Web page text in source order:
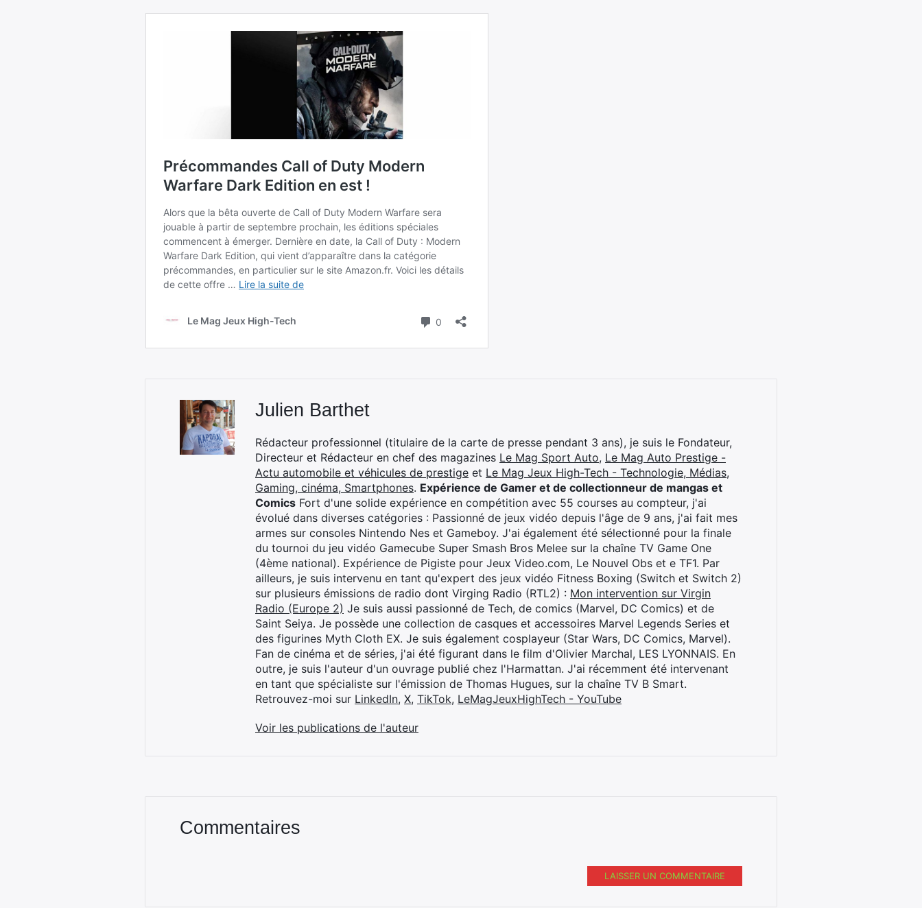
Julien Barthet
Rédacteur professionnel (titulaire de la carte de presse pendant 3 ans), je suis le Fondateur,
Directeur et Rédacteur en chef des magazines Le Mag Sport Auto, Le Mag Auto Prestige -
Actu automobile et véhicules de prestige et Le Mag Jeux High-Tech - Technologie, Médias,
Gaming, cinéma, Smartphones. Expérience de Gamer et de collectionneur de mangas et
Comics Fort d'une solide expérience en compétition avec 55 courses au compteur, j'ai
évolué dans diverses catégories : Passionné de jeux vidéo depuis l'âge de 9 ans, j'ai fait mes
armes sur consoles Nintendo Nes et Gameboy. J'ai également été sélectionné pour la finale
du tournoi du jeu vidéo Gamecube Super Smash Bros Melee sur la chaîne TV Game One
(4ème national). Expérience de Pigiste pour Jeux Video.com, Le Nouvel Obs et e TF1. Par
ailleurs, je suis intervenu en tant qu'expert des jeux vidéo Fitness Boxing (Switch et Switch 2)
sur plusieurs émissions de radio dont Virging Radio (RTL2) : Mon intervention sur Virgin
Radio (Europe 2) Je suis aussi passionné de Tech, de comics (Marvel, DC Comics) et de
Saint Seiya. Je possède une collection de casques et accessoires Marvel Legends Series et
des figurines Myth Cloth EX. Je suis également cosplayeur (Star Wars, DC Comics, Marvel).
Fan de cinéma et de séries, j'ai été figurant dans le film d'Olivier Marchal, LES LYONNAIS. En
outre, je suis l'auteur d'un ouvrage publié chez l'Harmattan. J'ai récemment été intervenant
en tant que spécialiste sur l'émission de Thomas Hugues, sur la chaîne TV B Smart.
Retrouvez-moi sur LinkedIn, X, TikTok, LeMagJeuxHighTech - YouTube
Voir les publications de l'auteur
Commentaires
LAISSER UN COMMENTAIRE